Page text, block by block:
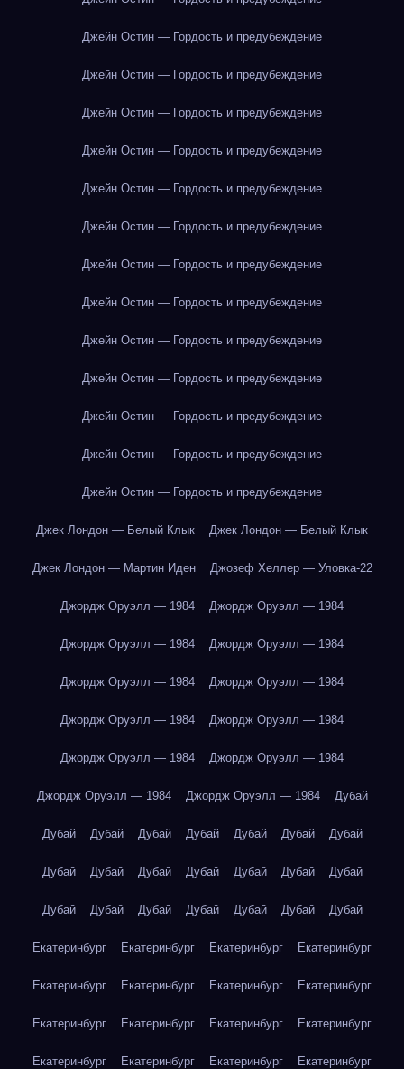
Джейн Остин — Гордость и предубеждение
Джейн Остин — Гордость и предубеждение
Джейн Остин — Гордость и предубеждение
Джейн Остин — Гордость и предубеждение
Джейн Остин — Гордость и предубеждение
Джейн Остин — Гордость и предубеждение
Джейн Остин — Гордость и предубеждение
Джейн Остин — Гордость и предубеждение
Джейн Остин — Гордость и предубеждение
Джейн Остин — Гордость и предубеждение
Джейн Остин — Гордость и предубеждение
Джейн Остин — Гордость и предубеждение
Джейн Остин — Гордость и предубеждение
Джек Лондон — Белый Клык Джек Лондон — Белый Клык
Джек Лондон — Мартин Иден Джозеф Хеллер — Уловка-22
Джордж Оруэлл — 1984 Джордж Оруэлл — 1984
Джордж Оруэлл — 1984 Джордж Оруэлл — 1984
Джордж Оруэлл — 1984 Джордж Оруэлл — 1984
Джордж Оруэлл — 1984 Джордж Оруэлл — 1984
Джордж Оруэлл — 1984 Джордж Оруэлл — 1984
Джордж Оруэлл — 1984 Джордж Оруэлл — 1984 Дубай
Дубай Дубай Дубай Дубай Дубай Дубай Дубай
Дубай Дубай Дубай Дубай Дубай Дубай Дубай
Дубай Дубай Дубай Дубай Дубай Дубай Дубай
Екатеринбург Екатеринбург Екатеринбург Екатеринбург
Екатеринбург Екатеринбург Екатеринбург Екатеринбург
Екатеринбург Екатеринбург Екатеринбург Екатеринбург
Екатеринбург Екатеринбург Екатеринбург Екатеринбург